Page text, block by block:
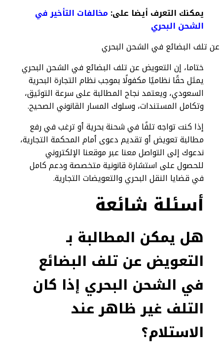
يمكنك التعرف أيضا على: مخالفات التأخير في
الشحن البحري
ختاما، إن التعويض عن تلف البضائع في الشحن البحري
يمثل حقًا نظاميًا مكفولًا بموجب نظام التجارة البحرية
السعودي، ويعتمد نجاح المطالبة على سرعة التوثيق،
وتكامل المستندات، وسلوك المسار القانوني الصحيح.
إذا كنت تواجه تلفًا في شحنة بحرية أو ترغب في رفع
مطالبة تعويض أو تقديم دعوى أمام المحكمة التجارية،
ندعوك إلى التواصل معنا عبر موقعنا الإلكتروني
للحصول على استشارة قانونية متخصصة ودعم كامل
في قضايا النقل البحري والتعويضات التجارية.
أسئلة شائعة
هل يمكن المطالبة بـ
التعويض عن تلف البضائع
في الشحن البحري إذا كان
التلف غير ظاهر عند
الاستلام؟